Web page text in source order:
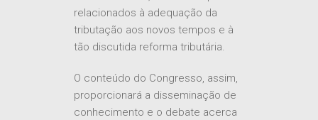
relacionados à adequação da
tributação aos novos tempos e à
tão discutida reforma tributária.
O conteúdo do Congresso, assim,
proporcionará a disseminação de
conhecimento e o debate acerca